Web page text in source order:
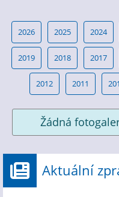
2026 2025 2024
2019 2018 2017
2012 2011
Žádná
Aktuální